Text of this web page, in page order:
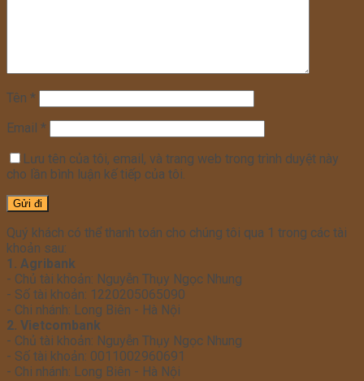
Tên *
Email *
Lưu tên của tôi, email, và trang web trong trình duyệt này
cho lần bình luận kế tiếp của tôi.
Quý khách có thể thanh toán cho chúng tôi qua 1 trong các tài
khoản sau:
1. Agribank
- Chủ tài khoản: Nguyễn Thụy Ngọc Nhung
- Số tài khoản: 1220205065090
- Chi nhánh: Long Biên - Hà Nội
2. Vietcombank
- Chủ tài khoản: Nguyễn Thụy Ngọc Nhung
- Số tài khoản: 0011002960691
- Chi nhánh: Long Biên - Hà Nội